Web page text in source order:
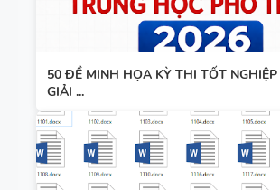
50 ĐỀ MINH HỌA KỲ THI TỐT
GIẢI ...